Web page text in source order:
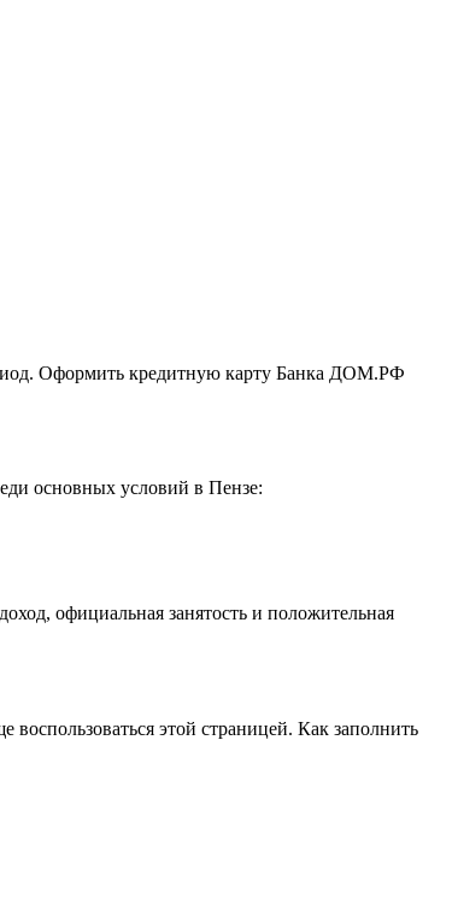
Оформить кредитную карту Банка ДОМ.РФ
основных условий в Пензе:
официальная занятость и положительная
этой страницей. Как заполнить